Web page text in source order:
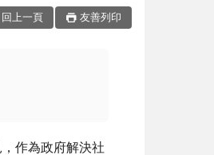
回上一頁 友善列印
作為政府解決社